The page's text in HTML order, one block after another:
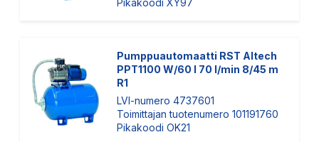
Pikakoodi XY97
Pumppuautomaatti RST Altech
PPT1100 W/60 l 70 l/min 8/45 m
R1
LVI-numero 4737601
Toimittajan tuotenumero 101191760
Pikakoodi OK21